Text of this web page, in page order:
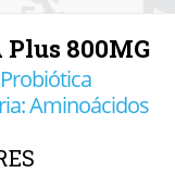
Plus 800MG
Aminoácidos